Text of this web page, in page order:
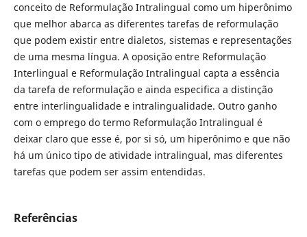
conceito de Reformulação Intralingual como um hiperônimo
que melhor abarca as diferentes tarefas de reformulação
que podem existir entre dialetos, sistemas e representações
de uma mesma língua. A oposição entre Reformulação
Interlingual e Reformulação Intralingual capta a essência
da tarefa de reformulação e ainda especifica a distinção
entre interlingualidade e intralingualidade. Outro ganho
com o emprego do termo Reformulação Intralingual é
deixar claro que esse é, por si só, um hiperônimo e que não
há um único tipo de atividade intralingual, mas diferentes
tarefas que podem ser assim entendidas.
Referências